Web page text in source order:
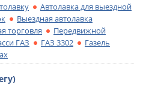
Автолавка для выездной
Выездная автолавка
торговля
Передвижной
ГАЗ ГАЗ 3302
Газель